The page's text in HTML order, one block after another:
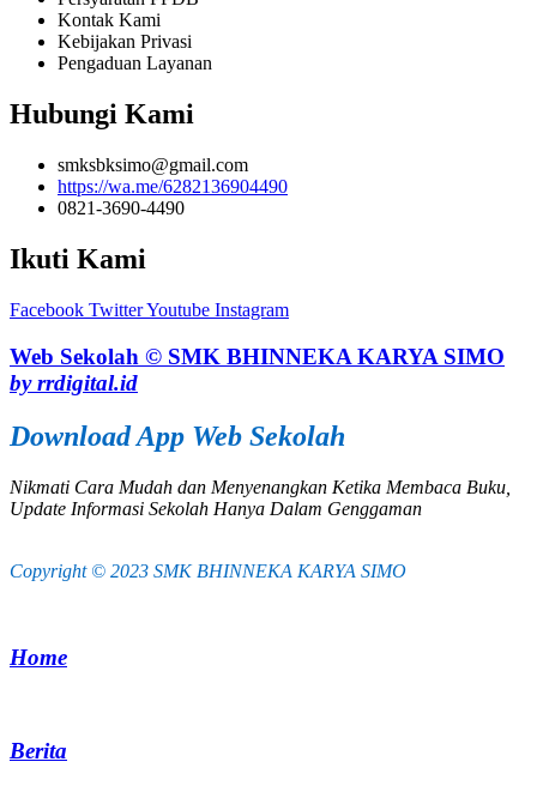
Kontak Kami
Kebijakan Privasi
Pengaduan Layanan
Hubungi Kami
smksbksimo@gmail.com
https://wa.me/6282136904490
0821-3690-4490
Ikuti Kami
Facebook TwitterYoutube Instagram
Web Sekolah © SMK BHINNEKA KARYA SIMO
by rrdigital.id
Download App Web Sekolah
Nikmati Cara Mudah dan Menyenangkan Ketika Membaca Buku,
Update Informasi Sekolah Hanya Dalam Genggaman
Copyright © 2023 SMK BHINNEKA KARYA SIMO
Home
Berita